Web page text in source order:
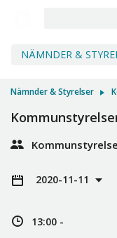
NÄMNDER &
Nämnder & Styrelser
2020-11-11
13:00 -